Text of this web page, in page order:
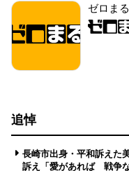
ゼロまる
追悼
長崎市出身・平和訴えた
訴え「愛があれば 戦争